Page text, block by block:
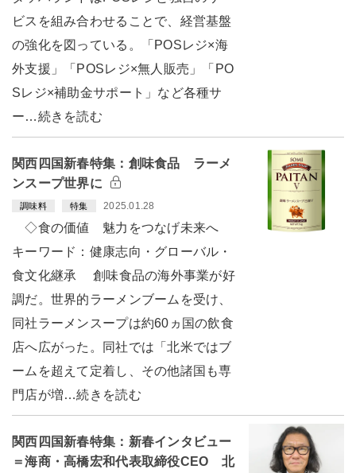
ビスを組み合わせることで、経営基盤
の強化を図っている。「POSレジ×海
外支援」「POSレジ×無人販売」「PO
Sレジ×補助金サポート」など各種サ
ー…続きを読む
関西四国新春特集：創味食品 ラーメ
ンスープ世界に
調味料 特集 2025.01.28
◇食の価値 魅力をつなげ未来へ
キーワード：健康志向・グローバル・
食文化継承 創味食品の海外事業が好
調だ。世界的ラーメンブームを受け、
同社ラーメンスープは約60ヵ国の飲食
店へ広がった。同社では「北米ではブ
ームを超えて定着し、その他諸国も専
門店が増…続きを読む
関西四国新春特集：新春インタビュー
＝海商・高橋宏和代表取締役CEO 北